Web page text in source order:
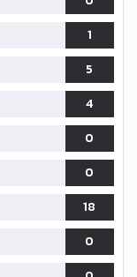
1
5
4
0
0
18
0